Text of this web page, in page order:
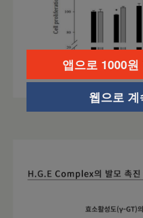
앱으로 1000
웹으로 계